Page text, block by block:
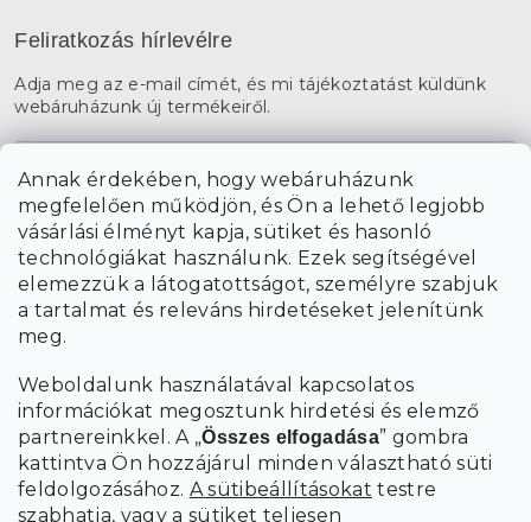
Annak érdekében, hogy webáruházunk
megfelelően működjön, és Ön a lehető legjobb
vásárlási élményt kapja, sütiket és hasonló
technológiákat használunk. Ezek segítségével
elemezzük a látogatottságot, személyre szabjuk
a tartalmat és releváns hirdetéseket jelenítünk
meg.
Weboldalunk használatával kapcsolatos
információkat megosztunk hirdetési és elemző
partnereinkkel. A „Összes elfogadása” gombra
kattintva Ön hozzájárul minden választható süti
feldolgozásához. A sütibeállításokat testre
szabhatja, vagy a sütiket teljesen
Feliratkozás hírlevélre
Adja meg az e-mail címét, és mi tájékoztatást küldünk
webáruházunk új termékeiről.
A hírlevelekre való feliratkozással egyetérteka személyes
adatok feldolgozásával.
FELIRATKOZÁS